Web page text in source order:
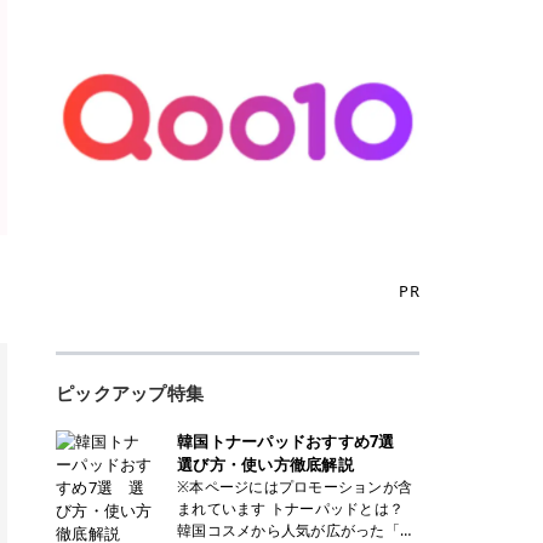
PR
ピックアップ特集
韓国トナーパッドおすすめ7選
選び方・使い方徹底解説
※本ページにはプロモーションが含
まれています トナーパッドとは？
韓国コスメから人気が広がった「ト